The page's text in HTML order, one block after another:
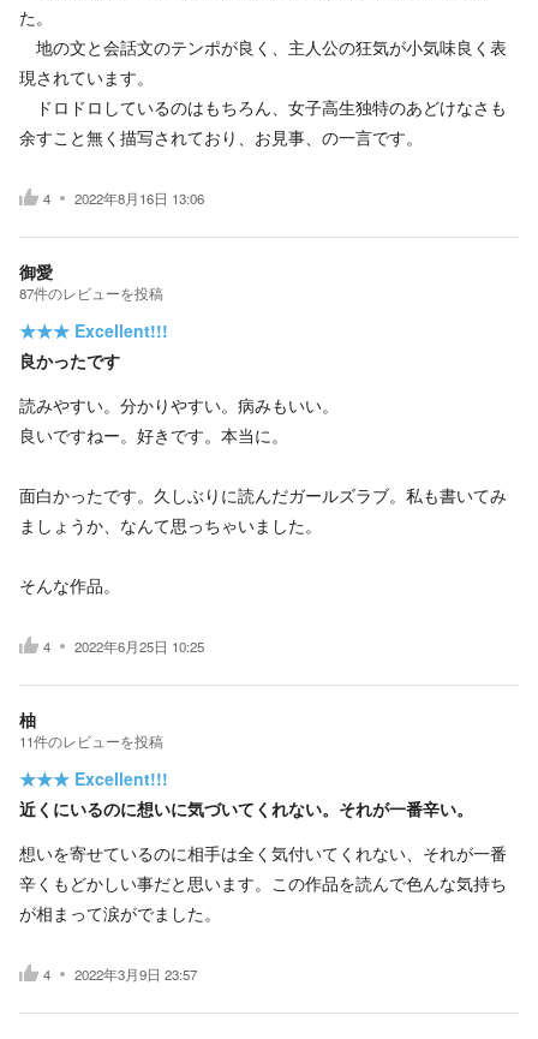
た。
地の文と会話文のテンポが良く、主人公の狂気が小気味良く表
現されています。
ドロドロしているのはもちろん、女子高生独特のあどけなさも
余すこと無く描写されており、お見事、の一言です。
4 2022年8月16日 13:06
御愛
87件のレビューを投稿
★★★ Excellent!!!
良かったです
読みやすい。分かりやすい。病みもいい。
良いですねー。好きです。本当に。
面白かったです。久しぶりに読んだガールズラブ。私も書いてみ
ましょうか、なんて思っちゃいました。
そんな作品。
4 2022年6月25日 10:25
柚
11件のレビューを投稿
★★★ Excellent!!!
近くにいるのに想いに気づいてくれない。それが一番辛い。
想いを寄せているのに相手は全く気付いてくれない、それが一番
辛くもどかしい事だと思います。この作品を読んで色んな気持ち
が相まって涙がでました。
4 2022年3月9日 23:57